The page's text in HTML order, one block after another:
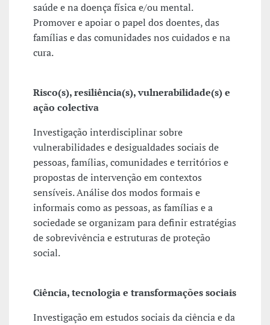
saúde e na doença física e/ou mental.
Promover e apoiar o papel dos doentes, das
famílias e das comunidades nos cuidados e na
cura.
Risco(s), resiliência(s), vulnerabilidade(s) e
ação colectiva
Investigação interdisciplinar sobre
vulnerabilidades e desigualdades sociais de
pessoas, famílias, comunidades e territórios e
propostas de intervenção em contextos
sensíveis. Análise dos modos formais e
informais como as pessoas, as famílias e a
sociedade se organizam para definir estratégias
de sobrevivência e estruturas de proteção
social.
Ciência, tecnologia e transformações sociais
Investigação em estudos sociais da ciência e da